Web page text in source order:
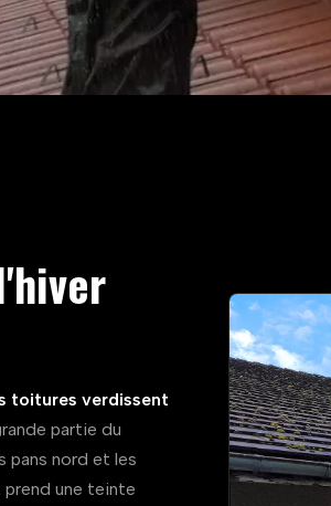
toitures verdissent
partie du
pans nord et les
une teinte